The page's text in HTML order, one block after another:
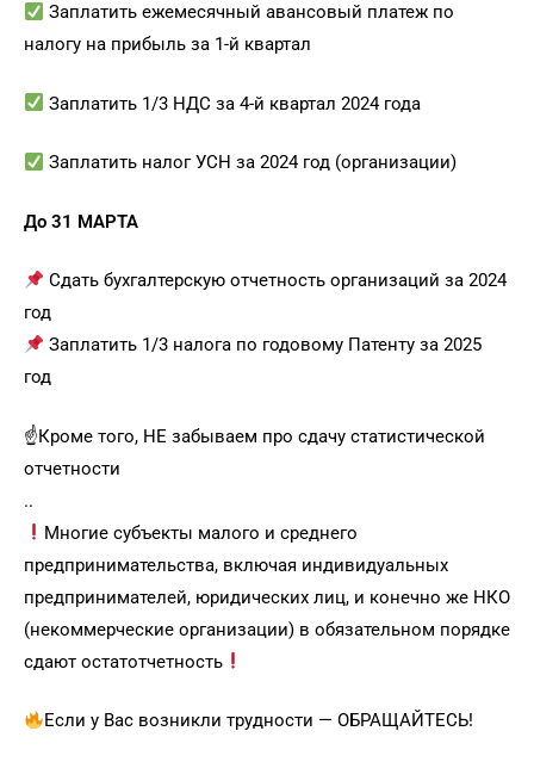
Заплатить ежемесячный авансовый платеж по
налогу на прибыль за 1-й квартал
Заплатить 1/3 НДС за 4-й квартал 2024 года
Заплатить налог УСН за 2024 год (организации)
До 31 МАРТА
Сдать бухгалтерскую отчетность организаций за 2024
год
Заплатить 1/3 налога по годовому Патенту за 2025
год
☝️Кроме того, НЕ забываем про сдачу статистической
отчетности
..
Многие субъекты малого и среднего
предпринимательства, включая индивидуальных
предпринимателей, юридических лиц, и конечно же НКО
(некоммерческие организации) в обязательном порядке
сдают остатотчетность
Если у Вас возникли трудности — ОБРАЩАЙТЕСЬ!